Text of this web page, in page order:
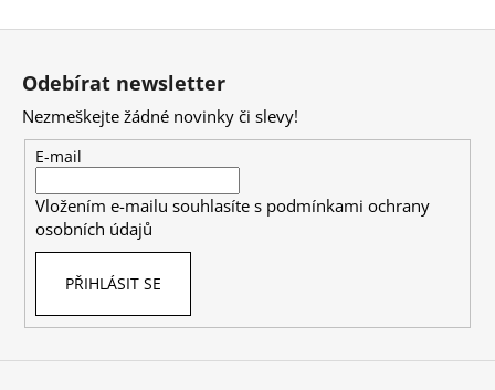
Z
Odebírat newsletter
Nezmeškejte žádné novinky či slevy!
E-mail
Vložením e-mailu souhlasíte s podmínkami ochrany
osobních údajů
PŘIHLÁSIT SE